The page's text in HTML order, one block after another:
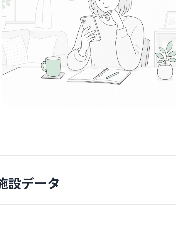
浦上病院
医療法人生樹会
最寄り
今船駅周辺
看護師同士のチームワークが抜群で、分
っても周囲の先輩たちが優しくフォロー
ブランクがある方や新しい環境に不安が
森整形外科
診療科
地域密着型の温かなクリニックで、長年
設データ